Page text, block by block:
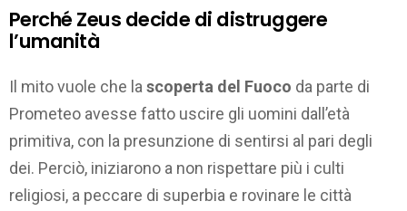
Perché Zeus decide di distruggere
l’umanità
Il mito vuole che la scoperta del Fuoco da parte di
Prometeo avesse fatto uscire gli uomini dall’età
primitiva, con la presunzione di sentirsi al pari degli
dei. Perciò, iniziarono a non rispettare più i culti
religiosi, a peccare di superbia e rovinare le città